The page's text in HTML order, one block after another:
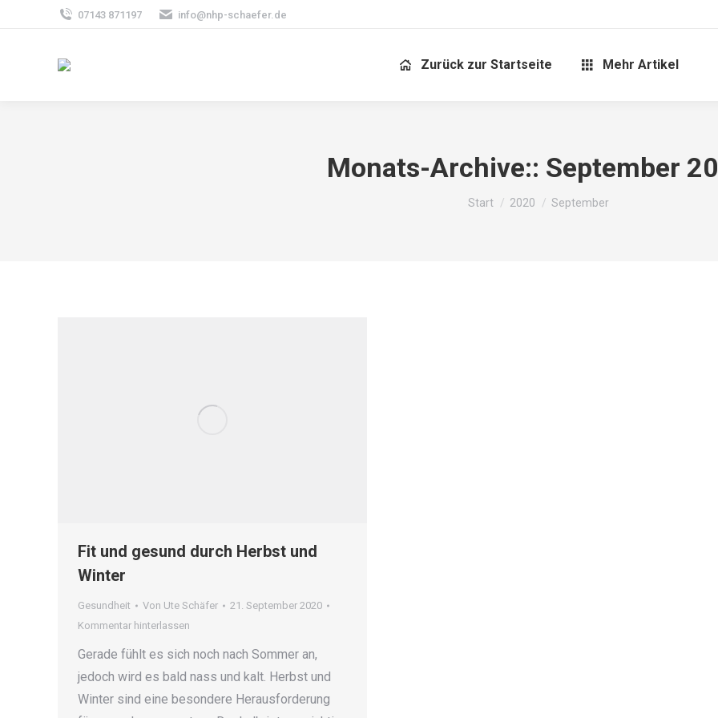
07143 871197 info@nhp-schaefer.de
Zurück zur Startseite Mehr Artikel
Monats-Archive:: September
Sie befinden sich hier:
Start 2020 September
Fit und gesund durch Herbst und
Winter
Gesundheit Von Ute Schäfer
21. September 2020
Kommentar hinterlassen
Gerade fühlt es sich noch nach Sommer an,
jedoch wird es bald nass und kalt. Herbst und
Winter sind eine besondere Herausforderung